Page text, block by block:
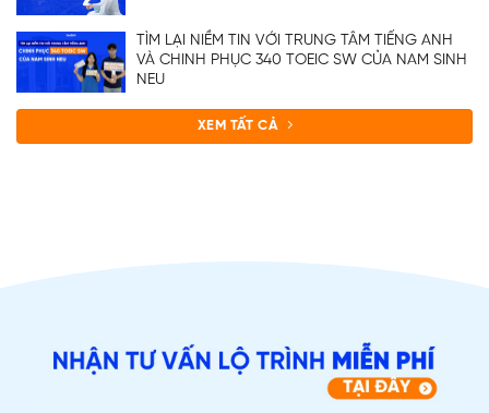
TÌM LẠI NIỀM TIN VỚI TRUNG TÂM TIẾNG ANH
VÀ CHINH PHỤC 340 TOEIC SW CỦA NAM SINH
NEU
XEM TẤT CẢ